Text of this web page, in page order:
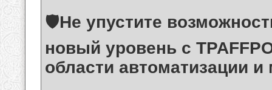
🛡Не упустите
новый уровень с
области автоматизации и